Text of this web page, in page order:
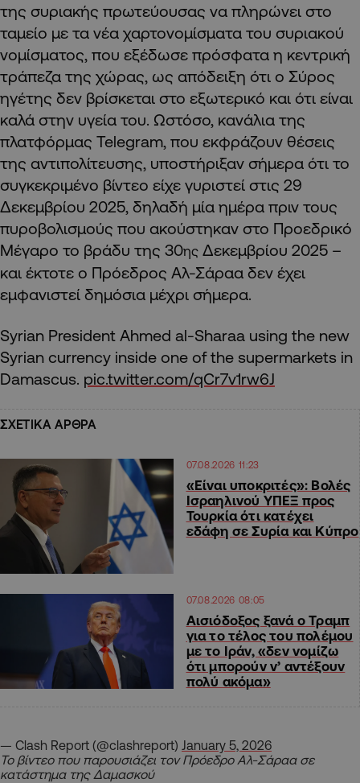
της συριακής πρωτεύουσας να πληρώνει στο
ταμείο με τα νέα χαρτονομίσματα του συριακού
νομίσματος, που εξέδωσε πρόσφατα η κεντρική
τράπεζα της χώρας, ως απόδειξη ότι ο Σύρος
ηγέτης δεν βρίσκεται στο εξωτερικό και ότι είναι
καλά στην υγεία του. Ωστόσο, κανάλια της
πλατφόρμας Telegram, που εκφράζουν θέσεις
της αντιπολίτευσης, υποστήριξαν σήμερα ότι το
συγκεκριμένο βίντεο είχε γυριστεί στις 29
Δεκεμβρίου 2025, δηλαδή μία ημέρα πριν τους
πυροβολισμούς που ακούστηκαν στο Προεδρικό
Μέγαρο το βράδυ της 30ης Δεκεμβρίου 2025 –
και έκτοτε ο Πρόεδρος Αλ-Σάραα δεν έχει
εμφανιστεί δημόσια μέχρι σήμερα.
Syrian President Ahmed al-Sharaa using the new
Syrian currency inside one of the supermarkets in
Damascus. pic.twitter.com/qCr7v1rw6J
ΣΧΕΤΙΚΑ ΑΡΘΡΑ
07.08.2026 11:23
«Είναι υποκριτές»: Βολές
Ισραηλινού ΥΠΕΞ προς
Τουρκία ότι κατέχει
εδάφη σε Συρία και Κύπρο
07.08.2026 08:05
Αισιόδοξος ξανά ο Τραμπ
για το τέλος του πολέμου
με το Ιράν, «δεν νομίζω
ότι μπορούν ν’ αντέξουν
πολύ ακόμα»
— Clash Report (@clashreport) January 5, 2026
Το βίντεο που παρουσιάζει τον Πρόεδρο Αλ-Σάραα σε
κατάστημα της Δαμασκού